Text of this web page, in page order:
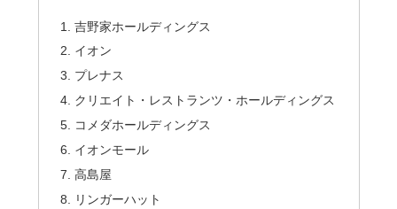
吉野家ホールディングス
イオン
プレナス
クリエイト・レストランツ・ホールディングス
コメダホールディングス
イオンモール
高島屋
リンガーハット